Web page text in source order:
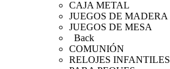
CAJA METAL
JUEGOS DE MADERA
JUEGOS DE MESA
Back
COMUNIÓN
RELOJES INFANTILES